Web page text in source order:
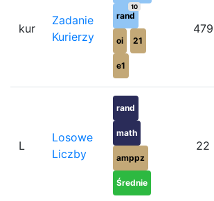
kur
Zadanie
Kurierzy
rand
10
oi 21
e1
479
L
Losowe
Liczby
rand
math
amppz
Średnie
22